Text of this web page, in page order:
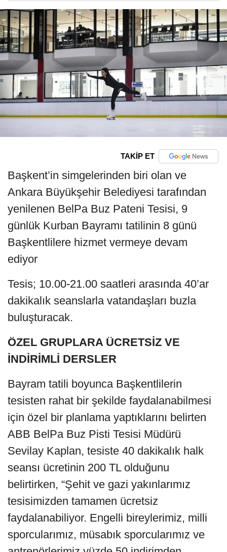
TAKİP ET
Başkent’in simgelerinden biri olan ve
Ankara Büyükşehir Belediyesi tarafından
yenilenen BelPa Buz Pateni Tesisi, 9
günlük Kurban Bayramı tatilinin 8 günü
Başkentlilere hizmet vermeye devam
ediyor
Tesis; 10.00-21.00 saatleri arasında 40’ar
dakikalık seanslarla vatandaşları buzla
buluşturacak.
ÖZEL GRUPLARA ÜCRETSİZ VE
İNDİRİMLİ DERSLER
Bayram tatili boyunca Başkentlilerin
tesisten rahat bir şekilde faydalanabilmesi
için özel bir planlama yaptıklarını belirten
ABB BelPa Buz Pisti Tesisi Müdürü
Sevilay Kaplan, tesiste 40 dakikalık halk
seansı ücretinin 200 TL olduğunu
belirtirken, “Şehit ve gazi yakınlarımız
tesisimizden tamamen ücretsiz
faydalanabiliyor. Engelli bireylerimiz, milli
sporcularımız, müsabık sporcularımız ve